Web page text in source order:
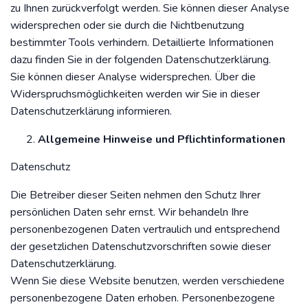
zu Ihnen zurückverfolgt werden. Sie können dieser Analyse
widersprechen oder sie durch die Nichtbenutzung
bestimmter Tools verhindern. Detaillierte Informationen
dazu finden Sie in der folgenden Datenschutzerklärung.
Sie können dieser Analyse widersprechen. Über die
Widerspruchsmöglichkeiten werden wir Sie in dieser
Datenschutzerklärung informieren.
Allgemeine Hinweise und Pflichtinformationen
Datenschutz
Die Betreiber dieser Seiten nehmen den Schutz Ihrer
persönlichen Daten sehr ernst. Wir behandeln Ihre
personenbezogenen Daten vertraulich und entsprechend
der gesetzlichen Datenschutzvorschriften sowie dieser
Datenschutzerklärung.
Wenn Sie diese Website benutzen, werden verschiedene
personenbezogene Daten erhoben. Personenbezogene